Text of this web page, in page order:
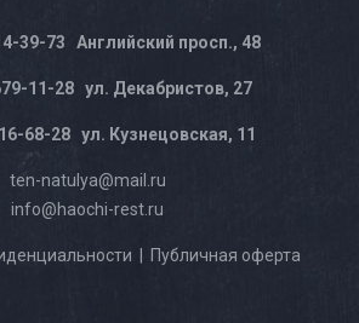
39-73 Английский просп., 48
11-28 ул. Декабристов, 27
68-28 ул. Кузнецовская, 11
ten-natulya@mail.ru
info@haochi-rest.ru
Публичная оферта